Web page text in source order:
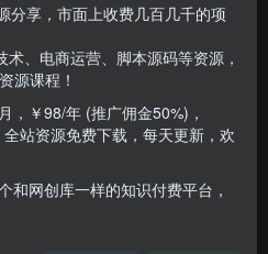
程序去变现，而这个文案号又
呢？基本上就是很励志，跟用
看上去很有正能量。
们发现整体变现还是不错的，
分享，市面上收费几百几千的项
、电商运营、脚本源码等资源，
源课程！
，￥98/年 (推广佣金50%)，
站资源免费下载，每天更新，欢
和网创库一样的知识付费平台，